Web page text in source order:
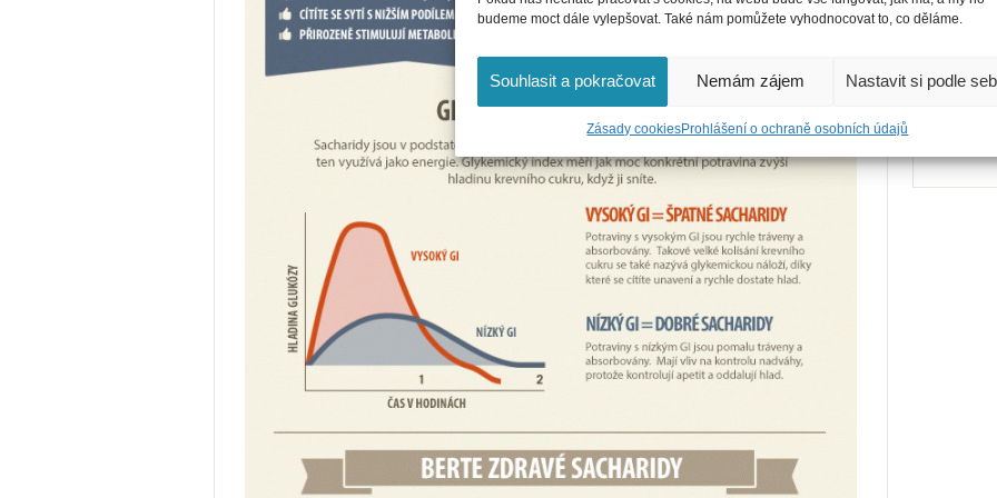
budeme moct dále vylepšovat. Také nám pomůžete vyhodnocovat to, co děláme.
Souhlasit a pokračovat Nemám zájem Nastavit si podle
Zásady cookiesProhlášení o ochraně osobních údajů